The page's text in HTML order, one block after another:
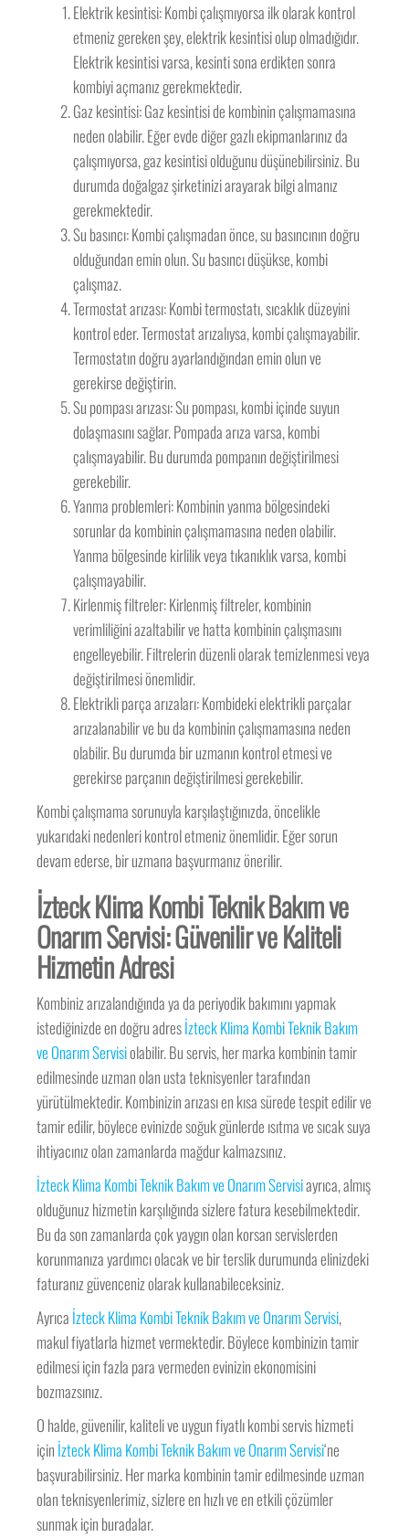
Elektrik kesintisi: Kombi çalışmıyorsa ilk olarak kontrol
etmeniz gereken şey, elektrik kesintisi olup olmadığıdır.
Elektrik kesintisi varsa, kesinti sona erdikten sonra
kombiyi açmanız gerekmektedir.
Gaz kesintisi: Gaz kesintisi de kombinin çalışmamasına
neden olabilir. Eğer evde diğer gazlı ekipmanlarınız da
çalışmıyorsa, gaz kesintisi olduğunu düşünebilirsiniz. Bu
durumda doğalgaz şirketinizi arayarak bilgi almanız
gerekmektedir.
Su basıncı: Kombi çalışmadan önce, su basıncının doğru
olduğundan emin olun. Su basıncı düşükse, kombi
çalışmaz.
Termostat arızası: Kombi termostatı, sıcaklık düzeyini
kontrol eder. Termostat arızalıysa, kombi çalışmayabilir.
Termostatın doğru ayarlandığından emin olun ve
gerekirse değiştirin.
Su pompası arızası: Su pompası, kombi içinde suyun
dolaşmasını sağlar. Pompada arıza varsa, kombi
çalışmayabilir. Bu durumda pompanın değiştirilmesi
gerekebilir.
Yanma problemleri: Kombinin yanma bölgesindeki
sorunlar da kombinin çalışmamasına neden olabilir.
Yanma bölgesinde kirlilik veya tıkanıklık varsa, kombi
çalışmayabilir.
Kirlenmiş filtreler: Kirlenmiş filtreler, kombinin
verimliliğini azaltabilir ve hatta kombinin çalışmasını
engelleyebilir. Filtrelerin düzenli olarak temizlenmesi veya
değiştirilmesi önemlidir.
Elektrikli parça arızaları: Kombideki elektrikli parçalar
arızalanabilir ve bu da kombinin çalışmamasına neden
olabilir. Bu durumda bir uzmanın kontrol etmesi ve
gerekirse parçanın değiştirilmesi gerekebilir.
Kombi çalışmama sorunuyla karşılaştığınızda, öncelikle
yukarıdaki nedenleri kontrol etmeniz önemlidir. Eğer sorun
devam ederse, bir uzmana başvurmanız önerilir.
İzteck Klima Kombi Teknik Bakım ve
Onarım Servisi: Güvenilir ve Kaliteli
Hizmetin Adresi
Kombiniz arızalandığında ya da periyodik bakımını yapmak
istediğinizde en doğru adresİzteck Klima Kombi Teknik Bakım
ve Onarım Servisiolabilir. Bu servis, her marka kombinin tamir
edilmesinde uzman olan usta teknisyenler tarafından
yürütülmektedir. Kombinizin arızası en kısa sürede tespit edilir ve
tamir edilir, böylece evinizde soğuk günlerde ısıtma ve sıcak suya
ihtiyacınız olan zamanlarda mağdur kalmazsınız.
İzteck Klima Kombi Teknik Bakım ve Onarım Servisiayrıca, almış
olduğunuz hizmetin karşılığında sizlere fatura kesebilmektedir.
Bu da son zamanlarda çok yaygın olan korsan servislerden
korunmanıza yardımcı olacak ve bir terslik durumunda elinizdeki
faturanız güvenceniz olarak kullanabileceksiniz.
Ayrıca İzteck Klima Kombi Teknik Bakım ve Onarım Servisi,
makul fiyatlarla hizmet vermektedir. Böylece kombinizin tamir
edilmesi için fazla para vermeden evinizin ekonomisini
bozmazsınız.
O halde, güvenilir, kaliteli ve uygun fiyatlı kombi servis hizmeti
için İzteck Klima Kombi Teknik Bakım ve Onarım Servisi‘ne
başvurabilirsiniz. Her marka kombinin tamir edilmesinde uzman
olan teknisyenlerimiz, sizlere en hızlı ve en etkili çözümler
sunmak için buradalar.